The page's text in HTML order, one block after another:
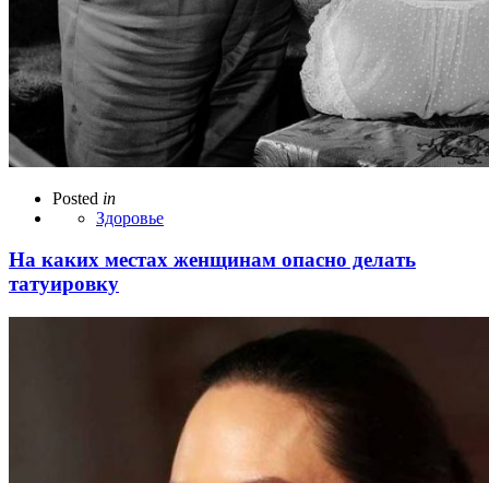
Posted in
Здоровье
На каких местах женщинам опасно делать
татуировку